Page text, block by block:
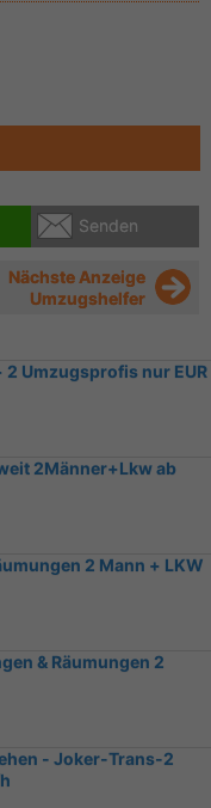
Senden
Nächste Anzeige
Umzugshelfer
2 Umzugsprofis nur EUR
2Männer+Lkw ab
2 Mann + LKW
& Räumungen 2
- Joker-Trans-2